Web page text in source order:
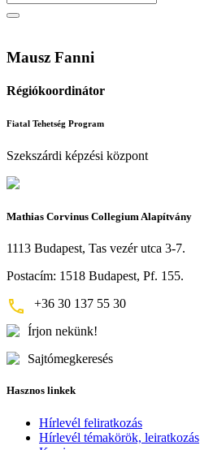
Mausz Fanni
Régiókoordinátor
Fiatal Tehetség Program
Szekszárdi képzési központ
Mathias Corvinus Collegium Alapítvány
1113 Budapest, Tas vezér utca 3-7.
Postacím: 1518 Budapest, Pf. 155.
+36 30 137 55 30
Írjon nekünk!
Sajtómegkeresés
Hasznos linkek
Hírlevél feliratkozás
Hírlevél témakörök, leiratkozás